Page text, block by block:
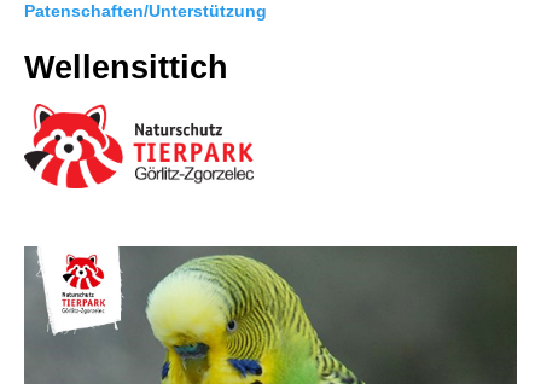
Patenschaften/Unterstützung
Wellensittich